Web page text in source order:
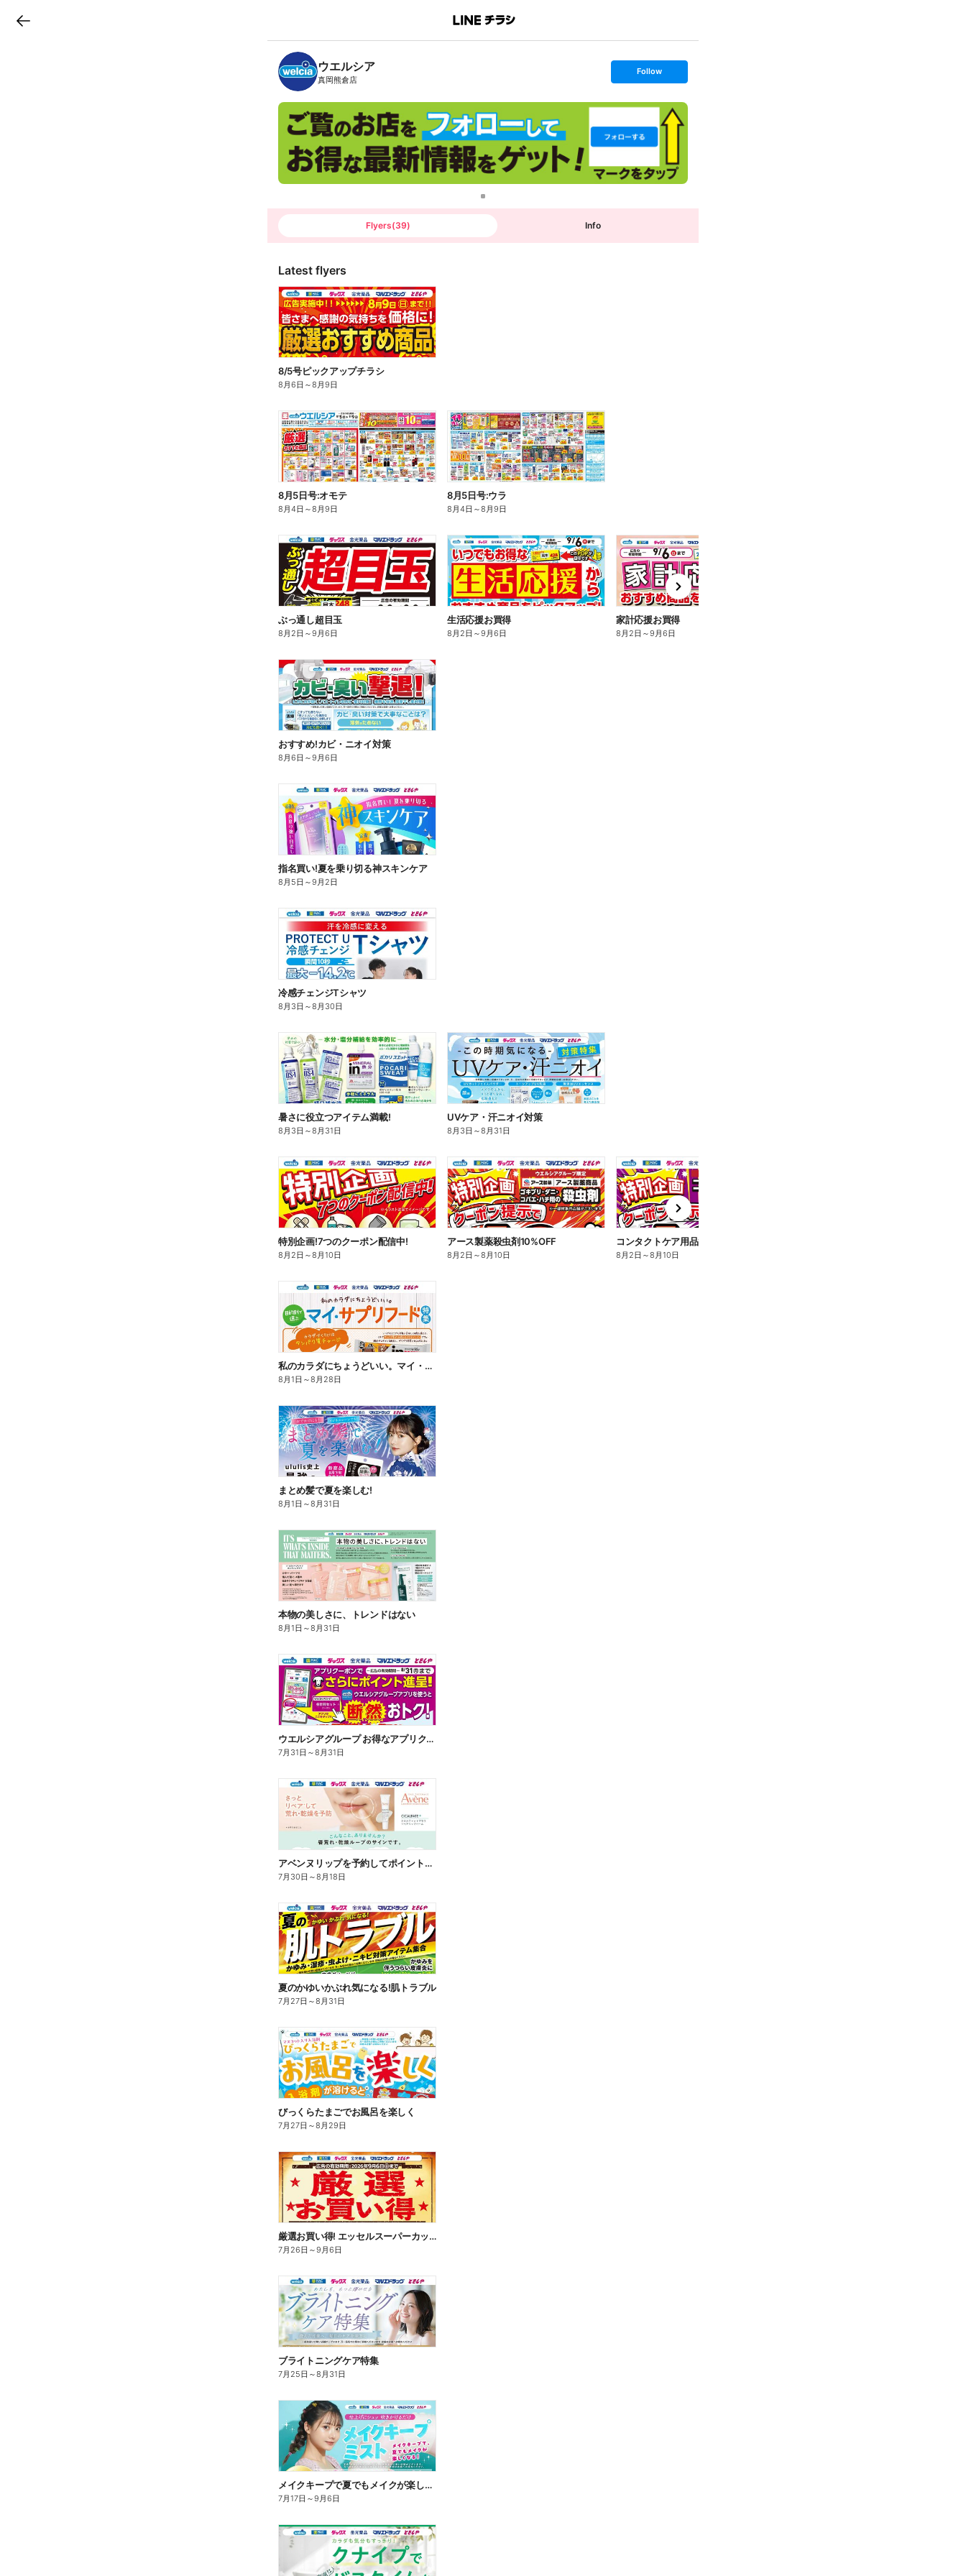
B
n
c
h
T
ウエルシア
真岡熊倉店
s
t
o
l
o
w
Follow
Flyers(39) Info
Latest flyers
8/5号ピックアップチラシ
8月6日 ～8月9日
8月5日号:オモテ
8月4日 ～8月9日
8月5日号:ウラ
8月4日 ～8月9日
ぶっ通し超目玉
8月2日 ～9月6日
生活応援お買得
8月2日 ～9月6日
家計応援お買得
8月2日 ～9月6日
n
e
x
t
おすすめ!カビ・ニオイ対策
8月6日 ～9月6日
指名買い!夏を乗り切る神スキンケア
8月5日 ～9月2日
冷感チェンジTシャツ
8月3日 ～8月30日
暑さに役立つアイテム満載!
8月3日 ～8月31日
UVケア・汗ニオイ対策
8月3日 ～8月31日
特別企画!7つのクーポン配信中!
8月2日 ～8月10日
アース製薬殺虫剤10%OFF
8月2日 ～8月10日
コンタクトケア用品10%OFF
8月2日 ～8月10日
n
e
x
t
私のカラダにちょうどいい。マイ・サプリフード
8月1日 ～8月28日
まとめ髪で夏を楽しむ!
8月1日 ～8月31日
本物の美しさに、トレンドはない
8月1日 ～8月31日
ウエルシアグループ お得なアプリクーポン
7月31日 ～8月31日
アベンヌリップを予約してポイントゲット!
7月30日 ～8月18日
夏のかゆいかぶれ気になる!肌トラブル
7月27日 ～8月31日
びっくらたまごでお風呂を楽しく
7月27日 ～8月29日
厳選お買い得! エッセルスーパーカップ
7月26日 ～9月6日
ブライトニングケア特集
7月25日 ～8月31日
メイクキープで夏でもメイクが楽しくなる!
7月17日 ～9月6日